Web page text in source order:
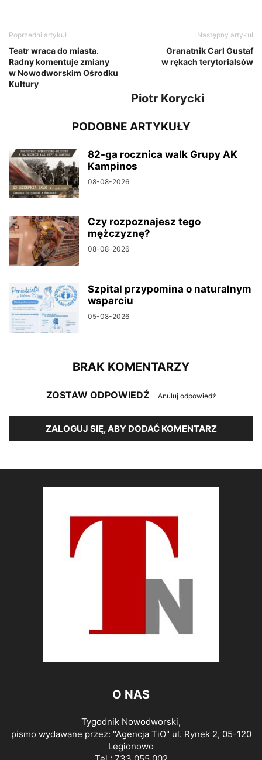
Poprzedni artykuł
Teatr wraca do miasta.
Radny komentuje zmiany
w Nowodworskim Ośrodku
Kultury
Następny artykuł
Granatnik Carl Gustaf
w rękach terytorialsów
Piotr Korycki
PODOBNE ARTYKUŁY
82-ga rocznica walk Grupy AK
Kampinos
08-08-2026
Czy rozpoznajesz tego
mężczyznę?
08-08-2026
Szpital przypomina o naturalnym
wsparciu
05-08-2026
BRAK KOMENTARZY
ZOSTAW ODPOWIEDŹ Anuluj odpowiedź
ZALOGUJ SIĘ, ABY DODAĆ KOMENTARZ
O NAS
Tygodnik Nowodworski,
pismo wydawane przez: "Agencja TiO" ul. Rynek 2, 05-120
Legionowo